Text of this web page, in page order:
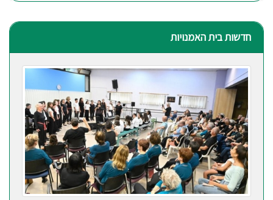
חדשות בית האמנויות